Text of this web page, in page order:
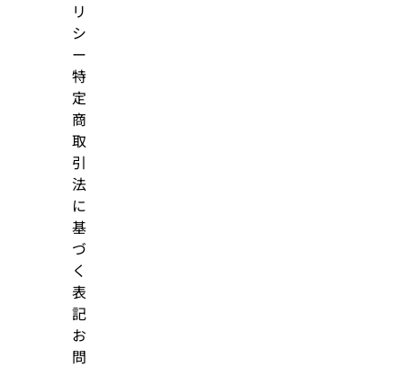
リ
シ
ー
特
定
商
取
引
法
に
基
づ
く
表
記
お
問